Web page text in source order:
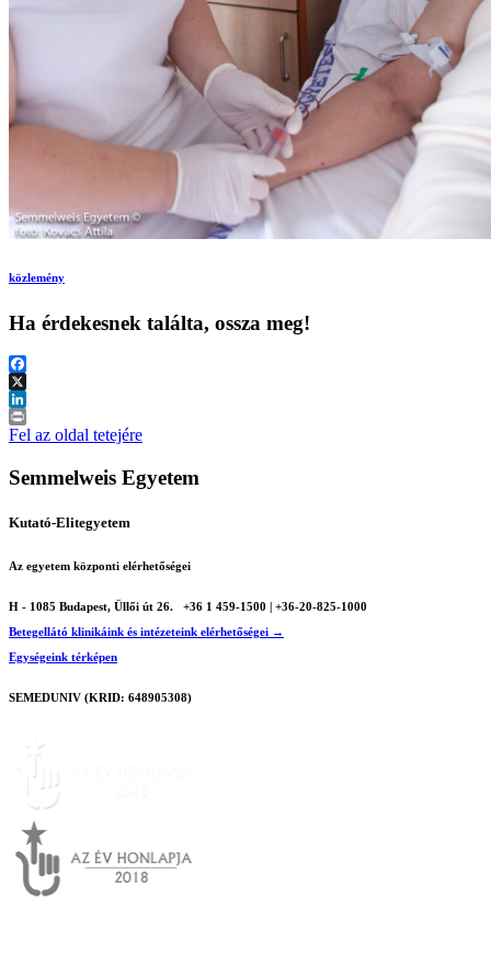
közlemény
Ha érdekesnek találta, ossza meg!
Facebook
X
LinkedIn
Print
Fel az oldal tetejére
Semmelweis Egyetem
Kutató-Elitegyetem
Az egyetem központi elérhetőségei
H - 1085 Budapest, Üllői út 26.
+36 1 459-1500 | +36-20-825-1000
Betegellátó klinikáink és intézeteink elérhetőségei →
Egységeink térképen
SEMEDUNIV (KRID: 648905308)